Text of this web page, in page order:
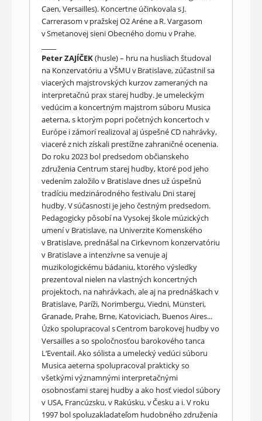
Caen, Versailles). Koncertne účinkovala s J.
Carrerasom v pražskej O2 Aréne a R. Vargasom
v Smetanovej sieni Obecného domu v Prahe.
Peter ZAJÍČEK(husle) – hru na husliach študoval
na Konzervatóriu a VŠMU v Bratislave, zúčastnil sa
viacerých majstrovských kurzov zameraných na
interpretačnú prax starej hudby. Je umeleckým
vedúcim a koncertným majstrom súboru Musica
aeterna, s ktorým popri početných koncertoch v
Európe i zámorí realizoval aj úspešné CD nahrávky,
viaceré z nich získali prestížne zahraničné ocenenia.
Do roku 2023 bol predsedom občianskeho
združenia Centrum starej hudby, ktoré pod jeho
vedením založilo v Bratislave dnes už úspešnú
tradíciu medzinárodného festivalu Dni starej
hudby. V súčasnosti je jeho čestným predsedom.
Pedagogicky pôsobí na Vysokej škole múzických
umení v Bratislave, na Univerzite Komenského
v Bratislave, prednášal na Cirkevnom konzervatóriu
v Bratislave a intenzívne sa venuje aj
muzikologickému bádaniu, ktorého výsledky
prezentoval nielen na vlastných koncertných
projektoch, na nahrávkach, ale aj na prednáškach v
Bratislave, Paríži, Norimbergu, Viedni, Münsteri,
Granade, Prahe, Brne, Katoviciach, Buenos Aires...
Úzko spolupracoval s Centrom barokovej hudby vo
Versailles a so spoločnosťou barokového tanca
L‘Eventail. Ako sólista a umelecký vedúci súboru
Musica aeterna spolupracoval prakticky so
všetkými významnými interpretačnými
osobnosťami starej hudby a ako hosť viedol súbory
v USA, Francúzsku, v Rakúsku, v Česku a i. V roku
1997 bol spoluzakladateľom hudobného združenia